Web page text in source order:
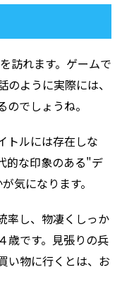
訪れます。ゲームで
ように実際には、
でしょうね。
トルには存在しな
的な印象のある"デ
気になります。
率し、物凄くしっか
歳です。見張りの兵
い物に行くとは、お